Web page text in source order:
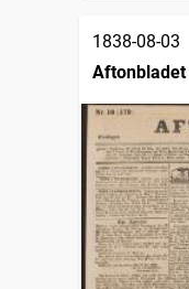
1838-08-03
Aftonbladet